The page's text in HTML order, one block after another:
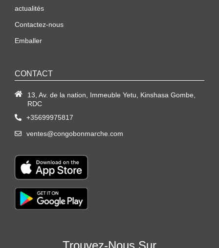
actualités
Contactez-nous
Emballer
CONTACT
13, Av. de la nation, Immeuble Yetu, Kinshasa Gombe,
RDC
+35699975817
ventes@congobonmarche.com
Trouvez-Nous Sur